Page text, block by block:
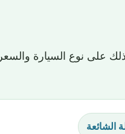
على نوع السيارة والسعر
الشائعة